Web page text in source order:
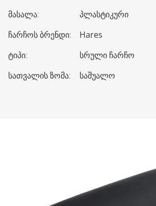
მასალა:
პლასტიკური
ჩარჩოს ბრენდი:
Hares
ტიპი:
სრული ჩარჩო
სათვალის ზომა: საშუალო